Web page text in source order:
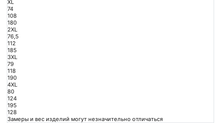
XL
74
108
180
2XL
76,5
112
185
3XL
79
118
190
4XL
80
124
195
128
Замеры и вес изделий могут незначительно отличаться